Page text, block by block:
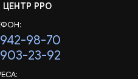
ЦЕНТР РРО
98-70
23-92